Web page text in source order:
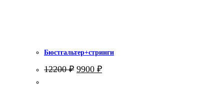
Бюстгальтер+стринги
12200₽ Первоначальная
цена
9900 ₽Текущая
цена: